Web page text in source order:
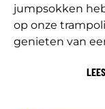
jumpsokken
op onze
genieten van